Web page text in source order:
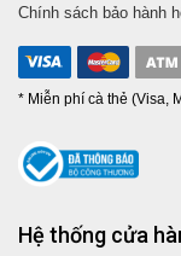
Chính sách bảo hành
* Miễn phí cà thẻ (Visa,
Hệ thống cửa